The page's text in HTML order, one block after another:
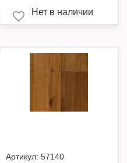
Нет в наличии
Артикул: 57140